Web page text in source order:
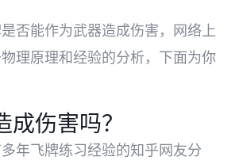
否能作为武器造成伤害，网络上
理原理和经验的分析，下面为你
成伤害吗？
年飞牌练习经验的知乎网友分